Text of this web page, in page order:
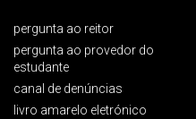
pergunta ao reitor
pergunta ao provedor do
estudante
canal de denúncias
livro amarelo eletrónico